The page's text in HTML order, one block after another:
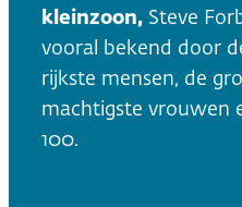
kleinzoon, Steve
vooral bekend door
rijkste mensen, de
machtigste vrouwen
100.